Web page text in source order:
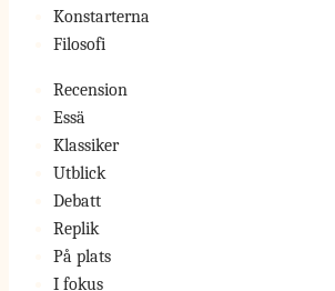
Konstarterna
Filosofi
Recension
Essä
Klassiker
Utblick
Debatt
Replik
På plats
I fokus